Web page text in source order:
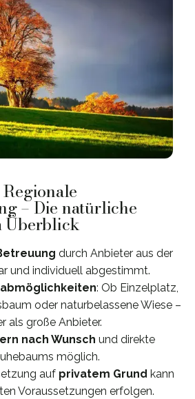
– Die natürliche
Überblick
durch Anbieter aus der
und individuell abgestimmt.
: Ob Einzelplatz,
oder naturbelassene Wiese –
als große Anbieter.
nach Wunsch und direkte
möglich.
auf privatem Grund kann
Voraussetzungen erfolgen.